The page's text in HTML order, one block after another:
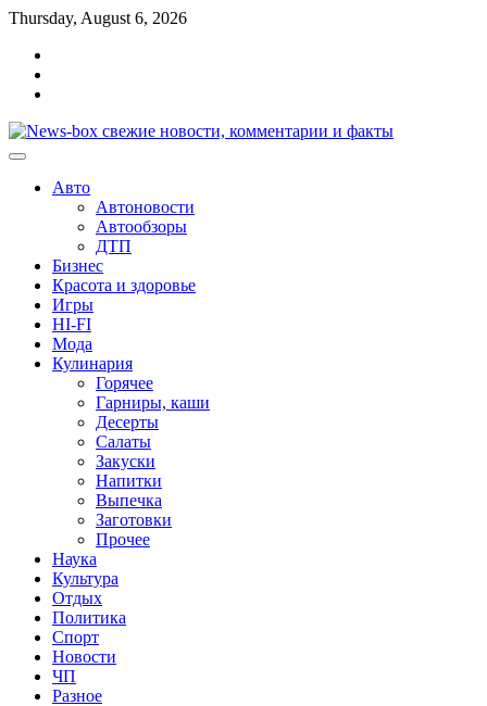
Перейти
содержимому
Thursday, August 6, 2026
Авто
Автоновости
Автообзоры
ДТП
Бизнес
Красота и здоровье
Игры
HI-FI
Мода
Кулинария
Горячее
Гарниры, каши
Десерты
Салаты
Закуски
Напитки
Выпечка
Заготовки
Прочее
Наука
Культура
Отдых
Политика
Спорт
Новости
ЧП
Разное